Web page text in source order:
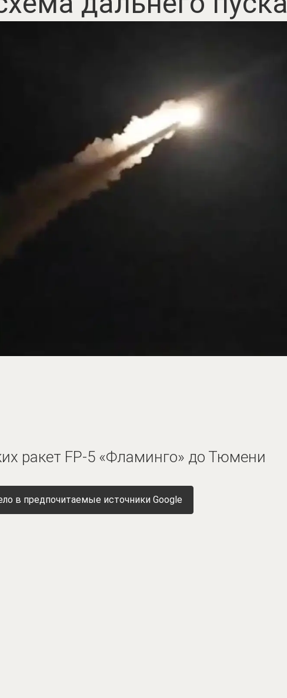
ракет FP-5 «Фламинго» до Тюмени
в предпочитаемые источники Google